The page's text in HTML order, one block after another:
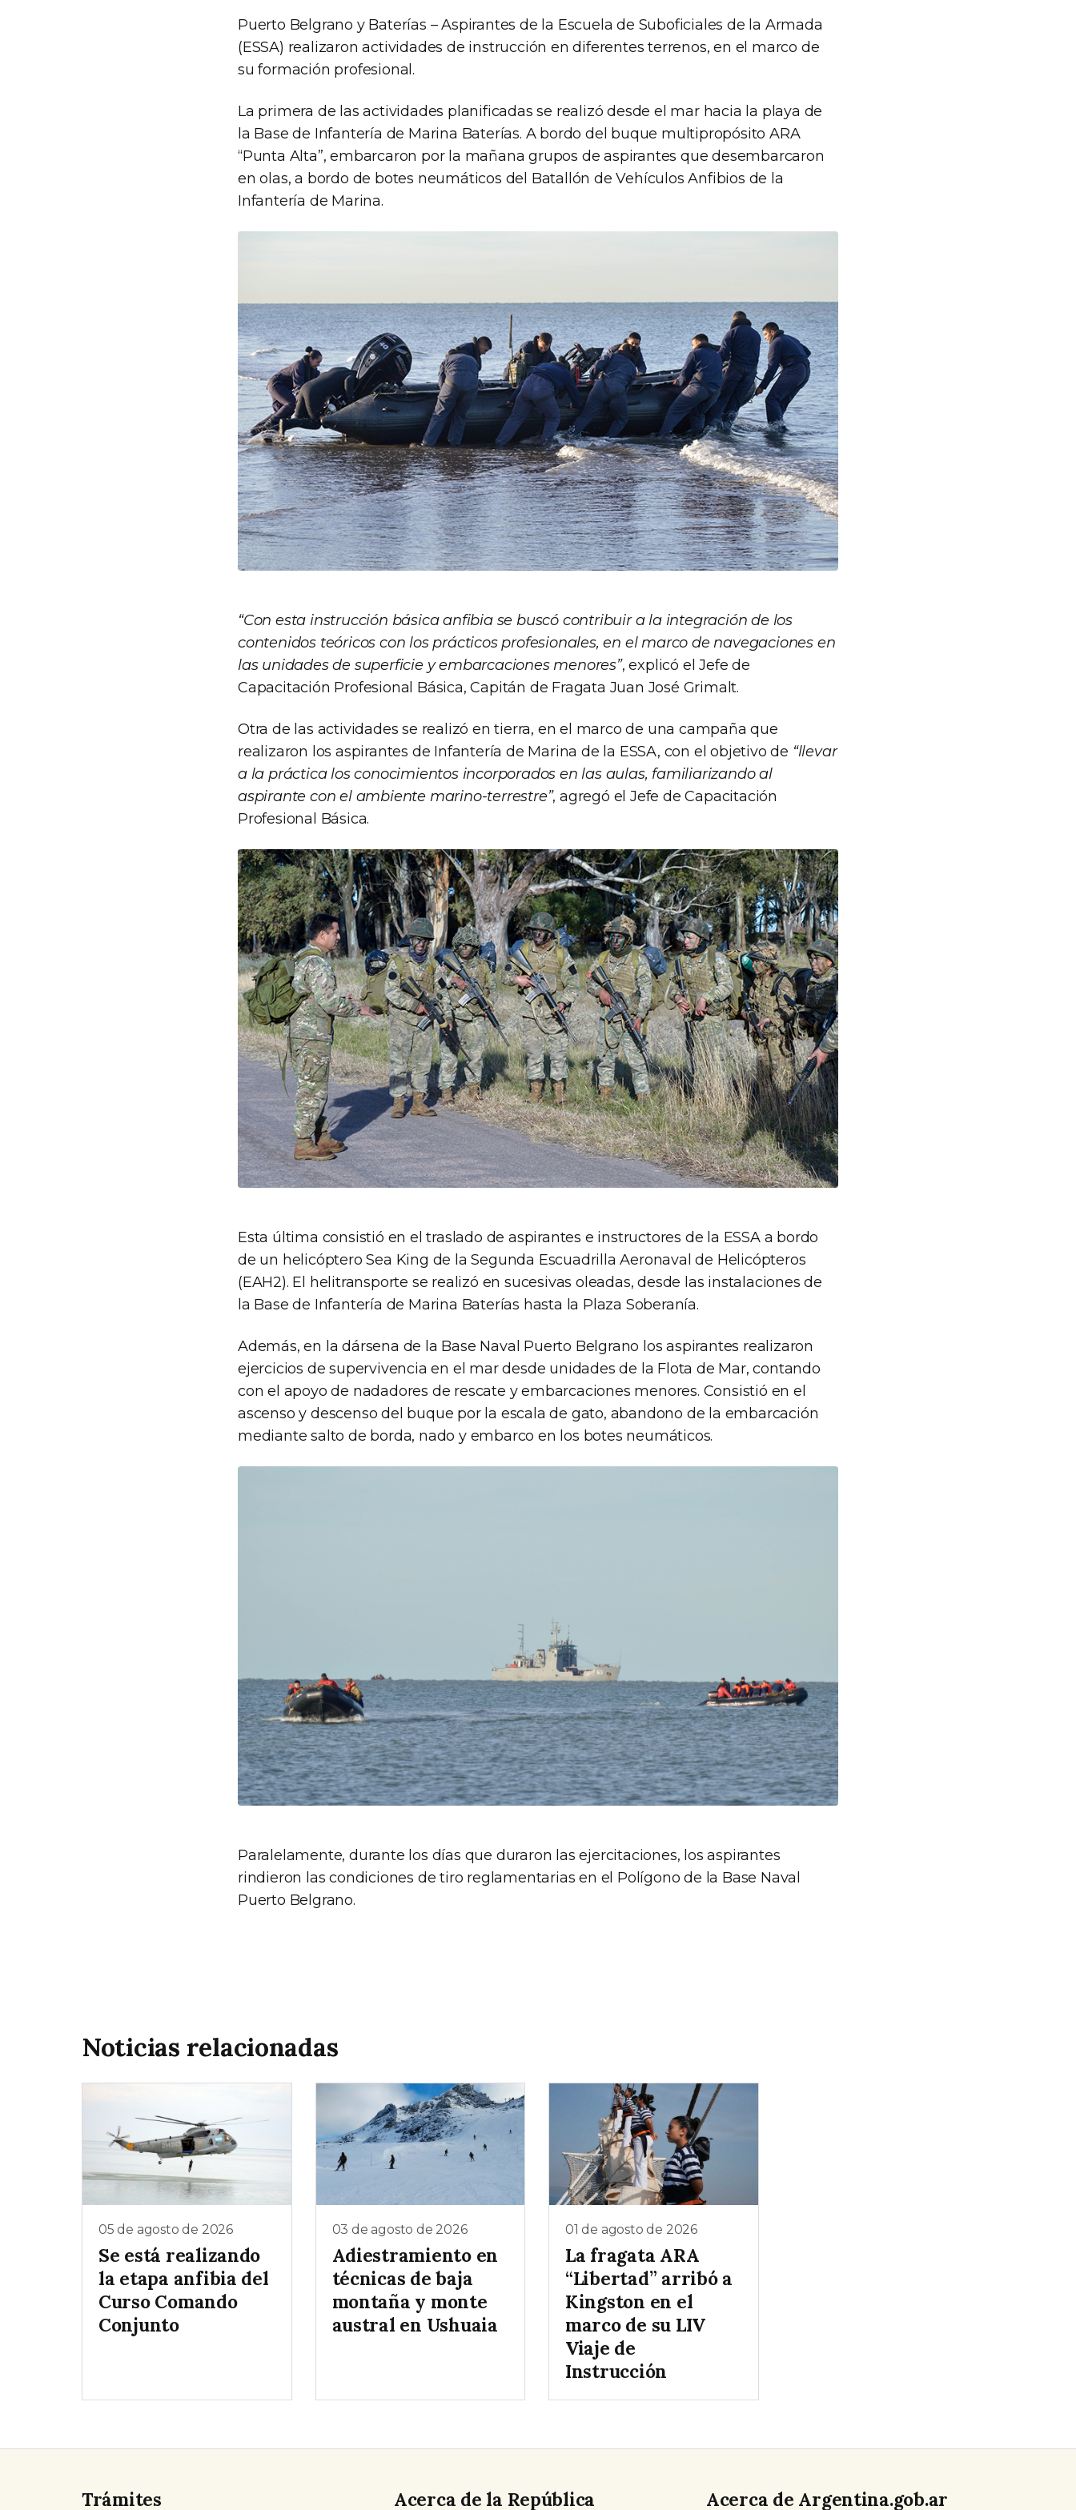
Puerto Belgrano y Baterías – Aspirantes de la Escuela de Suboficiales de la Armada
(ESSA) realizaron actividades de instrucción en diferentes terrenos, en el marco de
su formación profesional.
La primera de las actividades planificadas se realizó desde el mar hacia la playa de
la Base de Infantería de Marina Baterías. A bordo del buque multipropósito ARA
“Punta Alta”, embarcaron por la mañana grupos de aspirantes que desembarcaron
en olas, a bordo de botes neumáticos del Batallón de Vehículos Anfibios de la
Infantería de Marina.
“Con esta instrucción básica anfibia se buscó contribuir a la integración de los
contenidos teóricos con los prácticos profesionales, en el marco de navegaciones en
las unidades de superficie y embarcaciones menores”, explicó el Jefe de
Capacitación Profesional Básica, Capitán de Fragata Juan José Grimalt.
Otra de las actividades se realizó en tierra, en el marco de una campaña que
realizaron los aspirantes de Infantería de Marina de la ESSA, con el objetivo de “llevar
a la práctica los conocimientos incorporados en las aulas, familiarizando al
aspirante con el ambiente marino-terrestre”, agregó el Jefe de Capacitación
Profesional Básica.
Esta última consistió en el traslado de aspirantes e instructores de la ESSA a bordo
de un helicóptero Sea King de la Segunda Escuadrilla Aeronaval de Helicópteros
(EAH2). El helitransporte se realizó en sucesivas oleadas, desde las instalaciones de
la Base de Infantería de Marina Baterías hasta la Plaza Soberanía.
Además, en la dársena de la Base Naval Puerto Belgrano los aspirantes realizaron
ejercicios de supervivencia en el mar desde unidades de la Flota de Mar, contando
con el apoyo de nadadores de rescate y embarcaciones menores. Consistió en el
ascenso y descenso del buque por la escala de gato, abandono de la embarcación
mediante salto de borda, nado y embarco en los botes neumáticos.
Paralelamente, durante los días que duraron las ejercitaciones, los aspirantes
rindieron las condiciones de tiro reglamentarias en el Polígono de la Base Naval
Puerto Belgrano.
Noticias relacionadas
05 de agosto de 2026
Se está realizando
la etapa anfibia del
Curso Comando
Conjunto
03 de agosto de 2026
Adiestramiento en
técnicas de baja
montaña y monte
austral en Ushuaia
01 de agosto de 2026
La fragata ARA
“Libertad” arribó a
Kingston en el
marco de su LIV
Viaje de
Instrucción
Trámites
Acerca de la República
Acerca de Argentina.gob.ar